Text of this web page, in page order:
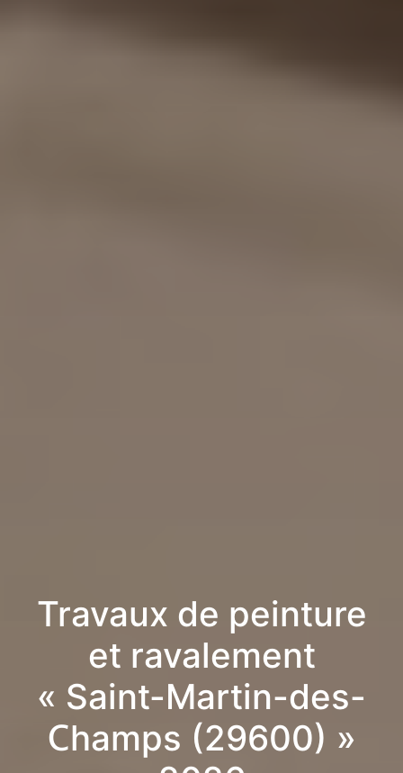
Travaux de peinture
et ravalement
« Saint-Martin-des-
Champs (29600) »